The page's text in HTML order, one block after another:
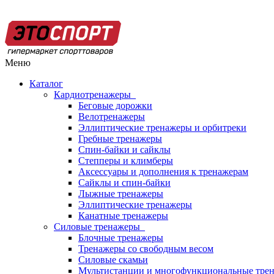
Меню
Каталог
Кардиотренажеры
Беговые дорожки
Велотренажеры
Эллиптические тренажеры и орбитреки
Гребные тренажеры
Спин-байки и сайклы
Степперы и климберы
Аксессуары и дополнения к тренажерам
Сайклы и спин-байки
Лыжные тренажеры
Эллиптические тренажеры
Канатные тренажеры
Силовые тренажеры
Блочные тренажеры
Тренажеры со свободным весом
Силовые скамьи
Мультистанции и многофункциональные